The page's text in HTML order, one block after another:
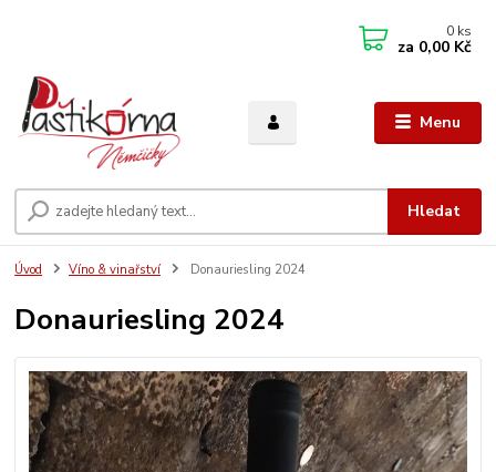
Menu
Hledat
0 ks
za 0,00 Kč
Úvod Víno & vinařství Donauriesling 2024
Donauriesling 2024